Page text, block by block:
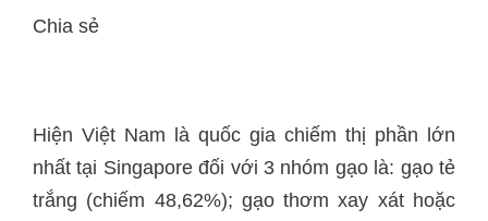
Chia sẻ
Hiện Việt Nam là quốc gia chiếm thị phần lớn
nhất tại Singapore đối với 3 nhóm gạo là: gạo tẻ
trắng (chiếm 48,62%); gạo thơm xay xát hoặc